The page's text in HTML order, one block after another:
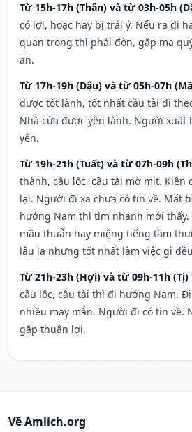
Từ 15h-17h (Thân) và từ 03h-05h
có lợi, hoặc hay bị trái ý. Nếu ra đi
quan trọng thì phải đòn, gặp ma
an.
Từ 17h-19h (Dậu) và từ 05h-07h
được tốt lành, tốt nhất cầu tài đi
Nhà cửa được yên lành. Người
yên.
Từ 19h-21h (Tuất) và từ 07h-09h
thành, cầu lộc, cầu tài mờ mịt. Kiện
lại. Người đi xa chưa có tin về. Mất
hướng Nam thì tìm nhanh mới
mâu thuẫn hay miệng tiếng tầm
lâu la nhưng tốt nhất làm việc gì
Từ 21h-23h (Hợi) và từ 09h-11h (Tị)
cầu lộc, cầu tài thì đi hướng Nam.
nhiều may mắn. Người đi có tin về.
gặp thuận lợi.
Về Amlich.org